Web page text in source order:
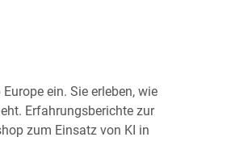
ein. Sie erleben, wie
Erfahrungsberichte zur
zum Einsatz von KI in